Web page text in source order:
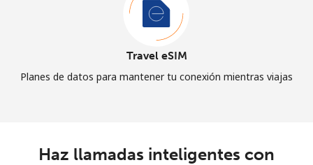
Travel eSIM
Planes de datos para mantener tu conexión mientras viajas
Haz llamadas inteligentes con